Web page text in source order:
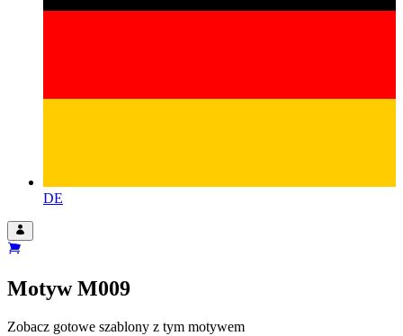
DE
Motyw M009
Zobacz gotowe szablony z tym motywem